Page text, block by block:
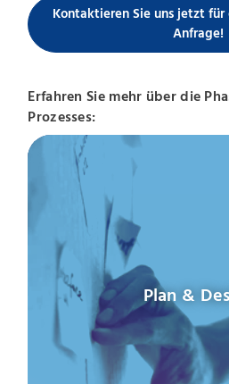
Kontaktieren Sie uns jetzt
Anfrage!
Erfahren Sie mehr über die
Prozesses:
Plan &